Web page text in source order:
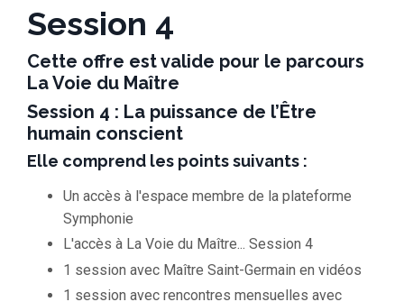
Session 4
Cette offre est valide pour le parcours
La Voie du Maître
Session 4 : La puissance de l’Être
humain conscient
Elle comprend les points suivants :
Un accès à l'espace membre de la plateforme
Symphonie
L'accès à La Voie du Maître... Session 4
1 session avec Maître Saint-Germain en vidéos
1 session avec rencontres mensuelles avec